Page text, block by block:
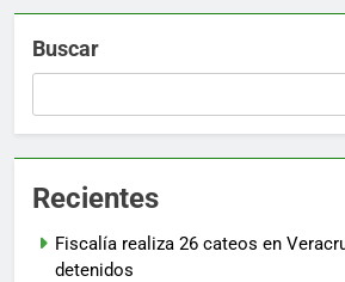
Buscar
Recientes
Fiscalía realiza 26 cateos en
detenidos